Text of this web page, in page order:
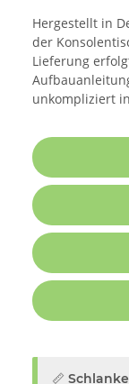
Hergestellt in
der
Lieferung
unkompliziert
📏